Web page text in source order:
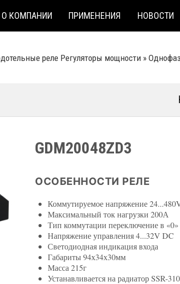
О КОМПАНИИ ПРИМЕНЕНИЯ НОВОСТИ
реле Регуляторы мощности »
GDM20048ZD3
ОСОБЕННОСТИ РЕЛЕ
Коммутируемое напряжение
Максимальный ток нагрузки 200А
Тип коммутации переключение в «0»
Напряжение управления 4...32V DC
Светодиодная индикация входа
Габариты 94х34х30мм
Масса 215г
Устанавливается на радиатор SSR-310